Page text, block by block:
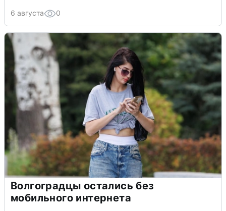
6 августа 0
Волгоградцы остались без
мобильного интернета